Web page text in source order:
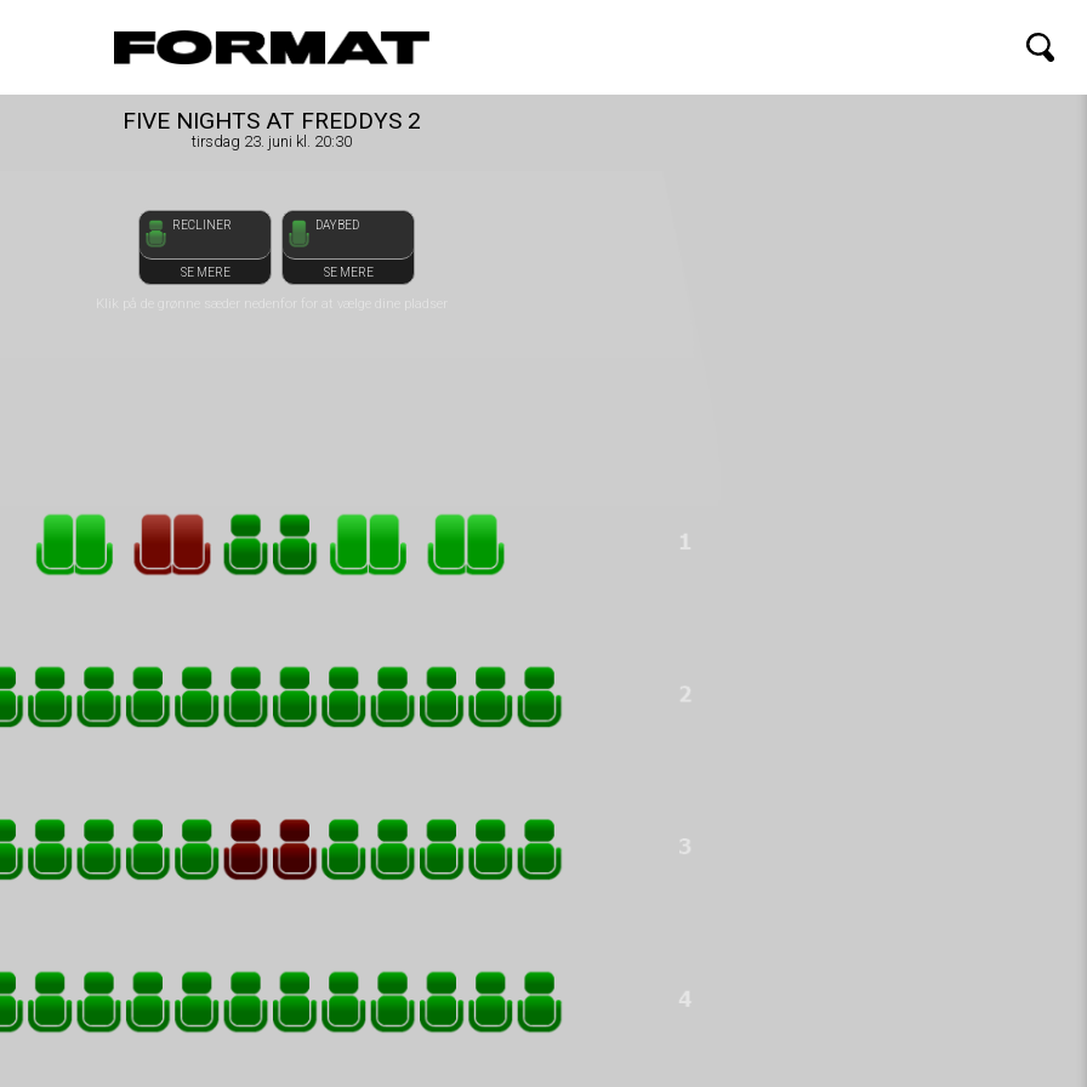
FORMAT Biograf
FIVE NIGHTS AT FREDDYS 2
tirsdag 23. juni kl. 20:30
RECLINER
SE MERE
DAYBED
SE MERE
front05-temp 114930